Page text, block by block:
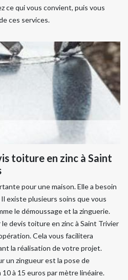
ce qui vous convient, puis vous
ces services.
toiture en zinc à Saint
pour une maison. Elle a besoin
existe plusieurs soins que vous
le démoussage et la zinguerie.
devis toiture en zinc à Saint Trivier
Cela vous facilitera
la réalisation de votre projet.
un zingueur est la pose de
à 15 euros par mètre linéaire.